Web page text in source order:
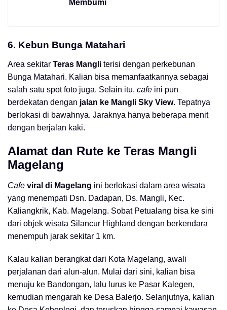
Membumi
6. Kebun Bunga Matahari
Area sekitar Teras Mangli terisi dengan perkebunan
Bunga Matahari. Kalian bisa memanfaatkannya sebagai
salah satu spot foto juga. Selain itu, cafe ini pun
berdekatan dengan jalan ke Mangli Sky View. Tepatnya
berlokasi di bawahnya. Jaraknya hanya beberapa menit
dengan berjalan kaki.
Alamat dan Rute ke Teras Mangli
Magelang
Cafe viral di Magelang ini berlokasi dalam area wisata
yang menempati Dsn. Dadapan, Ds. Mangli, Kec.
Kaliangkrik, Kab. Magelang. Sobat Petualang bisa ke sini
dari objek wisata Silancur Highland dengan berkendara
menempuh jarak sekitar 1 km.
Kalau kalian berangkat dari Kota Magelang, awali
perjalanan dari alun-alun. Mulai dari sini, kalian bisa
menuju ke Bandongan, lalu lurus ke Pasar Kalegen,
kemudian mengarah ke Desa Balerjo. Selanjutnya, kalian